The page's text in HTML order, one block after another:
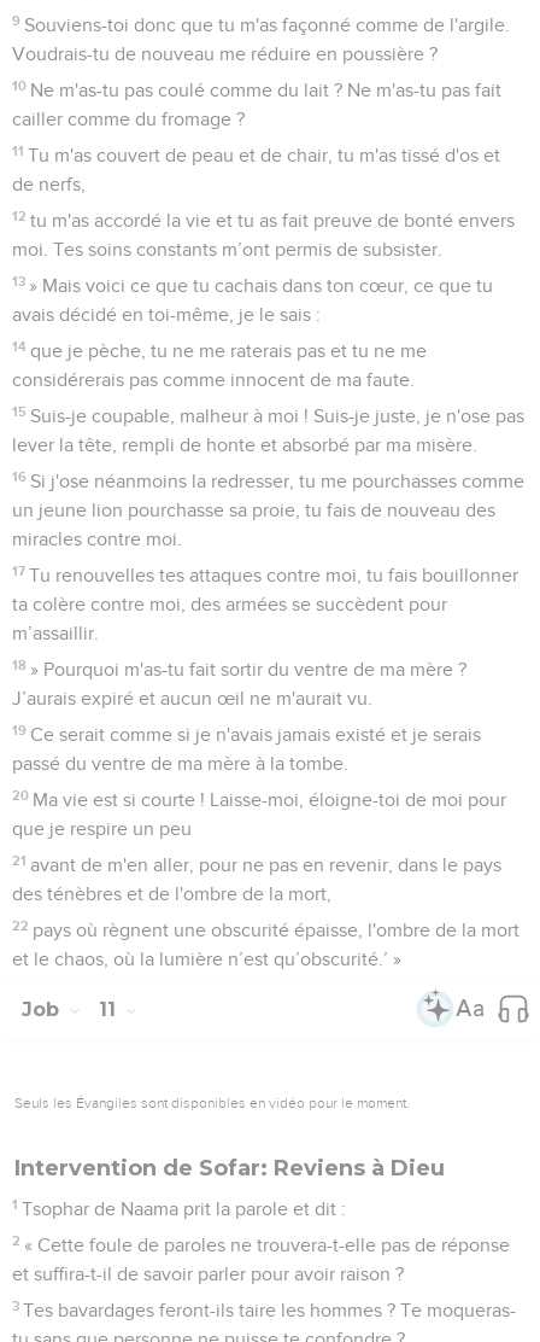
9 Souviens-toi donc que tu m'as façonné comme de l'argile.
Voudrais-tu de nouveau me réduire en poussière ?
10 Ne m'as-tu pas coulé comme du lait ? Ne m'as-tu pas fait
cailler comme du fromage ?
11 Tu m'as couvert de peau et de chair, tu m'as tissé d'os et
de nerfs,
12 tu m'as accordé la vie et tu as fait preuve de bonté envers
moi. Tes soins constants m’ont permis de subsister.
13 » Mais voici ce que tu cachais dans ton cœur, ce que tu
avais décidé en toi-même, je le sais :
14 que je pèche, tu ne me raterais pas et tu ne me
considérerais pas comme innocent de ma faute.
15 Suis-je coupable, malheur à moi ! Suis-je juste, je n'ose pas
lever la tête, rempli de honte et absorbé par ma misère.
16 Si j'ose néanmoins la redresser, tu me pourchasses comme
un jeune lion pourchasse sa proie, tu fais de nouveau des
miracles contre moi.
17 Tu renouvelles tes attaques contre moi, tu fais bouillonner
ta colère contre moi, des armées se succèdent pour
m’assaillir.
18 » Pourquoi m'as-tu fait sortir du ventre de ma mère ?
J’aurais expiré et aucun œil ne m'aurait vu.
19 Ce serait comme si je n'avais jamais existé et je serais
passé du ventre de ma mère à la tombe.
20 Ma vie est si courte ! Laisse-moi, éloigne-toi de moi pour
que je respire un peu
21 avant de m'en aller, pour ne pas en revenir, dans le pays
des ténèbres et de l'ombre de la mort,
22 pays où règnent une obscurité épaisse, l'ombre de la mort
et le chaos, où la lumière n’est qu’obscurité.’ »
Job 11
Seuls les Évangiles sont disponibles en vidéo pour le moment.
Intervention de Sofar: Reviens à Dieu
1 Tsophar de Naama prit la parole et dit :
2 « Cette foule de paroles ne trouvera-t-elle pas de réponse
et suffira-t-il de savoir parler pour avoir raison ?
3 Tes bavardages feront-ils taire les hommes ? Te moqueras-